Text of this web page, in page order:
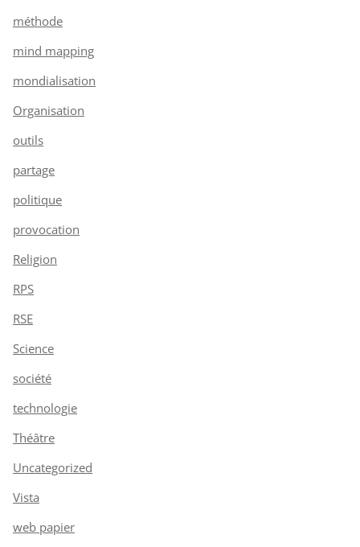
méthode
mind mapping
mondialisation
Organisation
outils
partage
politique
provocation
Religion
RPS
RSE
Science
société
technologie
Théâtre
Uncategorized
Vista
web papier